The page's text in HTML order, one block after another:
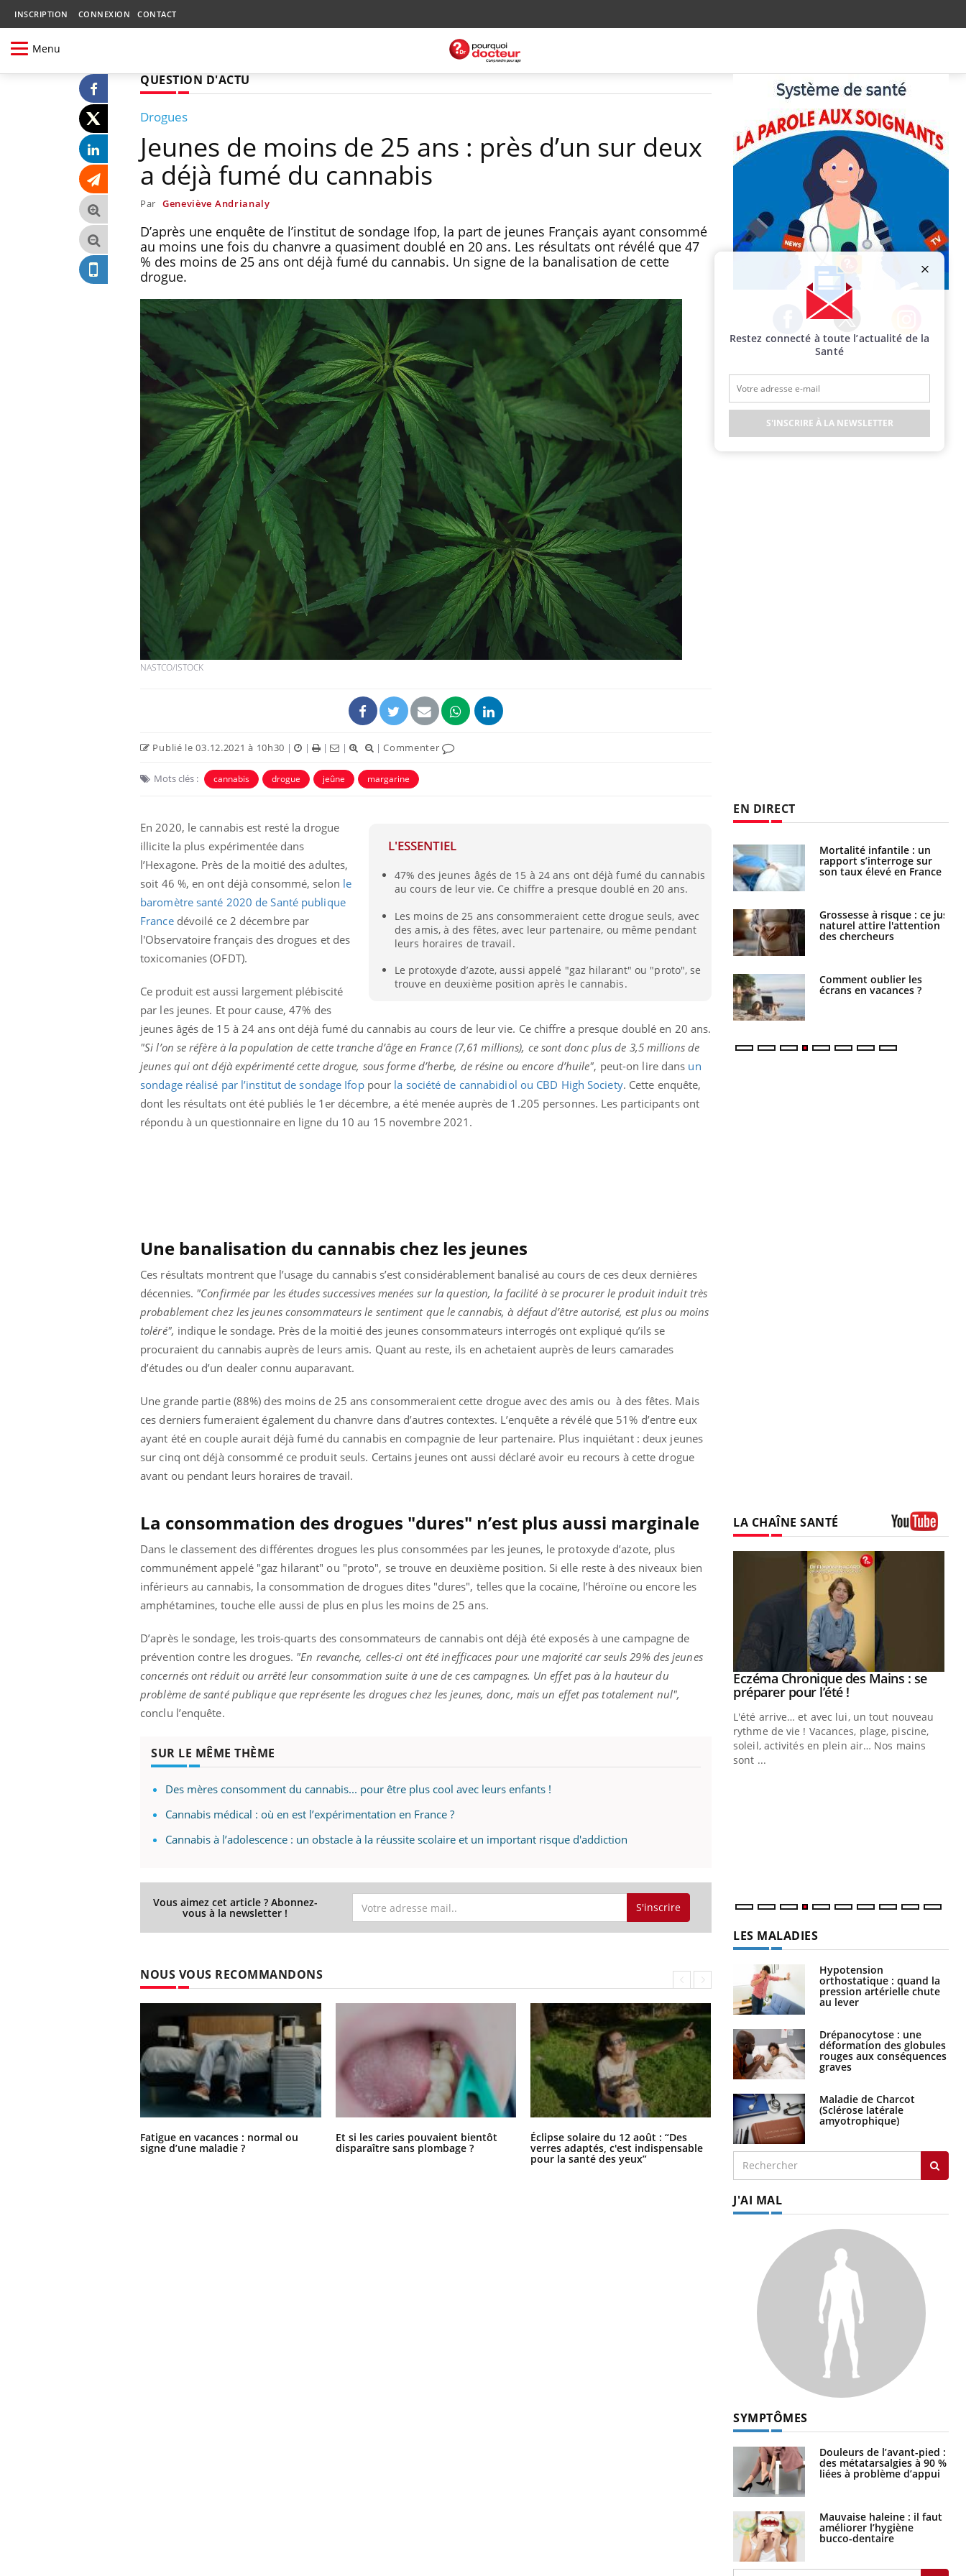
INSCRIPTION CONNEXION CONTACT
Menu
QUESTION D'ACTU
Drogues
Jeunes de moins de 25 ans : près d’un sur deux
a déjà fumé du cannabis
Par Geneviève Andrianaly
D’après une enquête de l’institut de sondage Ifop, la part de jeunes Français ayant consommé
au moins une fois du chanvre a quasiment doublé en 20 ans. Les résultats ont révélé que 47
% des moins de 25 ans ont déjà fumé du cannabis. Un signe de la banalisation de cette
drogue.
NASTCO/ISTOCK
Publié le 03.12.2021 à 10h30 | | | | |Commenter
Mots clés : cannabis drogue jeûne margarine
L'ESSENTIEL
47% des jeunes âgés de 15 à 24 ans ont déjà fumé du cannabis
au cours de leur vie. Ce chiffre a presque doublé en 20 ans.
Les moins de 25 ans consommeraient cette drogue seuls, avec
des amis, à des fêtes, avec leur partenaire, ou même pendant
leurs horaires de travail.
Le protoxyde d’azote, aussi appelé "gaz hilarant" ou "proto", se
trouve en deuxième position après le cannabis.
En 2020, le cannabis est resté la drogue
illicite la plus expérimentée dans
l’Hexagone. Près de la moitié des adultes,
soit 46 %, en ont déjà consommé, selon le
baromètre santé 2020 de Santé publique
Francedévoilé ce 2 décembre par
l'Observatoire français des drogues et des
toxicomanies (OFDT).
Ce produit est aussi largement plébiscité
par les jeunes. Et pour cause, 47% des
jeunes âgés de 15 à 24 ans ont déjà fumé du cannabis au cours de leur vie. Ce chiffre a presque doublé en 20 ans.
"Si l’on se réfère à la population de cette tranche d’âge en France (7,61 millions), ce sont donc plus de 3,5 millions de
jeunes qui ont déjà expérimenté cette drogue, sous forme d’herbe, de résine ou encore d’huile", peut-on lire dans un
sondage réalisé par l’institut de sondage Ifoppour la société de cannabidiol ou CBD High Society. Cette enquête,
dont les résultats ont été publiés le 1er décembre, a été menée auprès de 1.205 personnes. Les participants ont
répondu à un questionnaire en ligne du 10 au 15 novembre 2021.
Une banalisation du cannabis chez les jeunes
Ces résultats montrent que l’usage du cannabis s’est considérablement banalisé au cours de ces deux dernières
décennies. "Confirmée par les études successives menées sur la question, la facilité à se procurer le produit induit très
probablement chez les jeunes consommateurs le sentiment que le cannabis, à défaut d’être autorisé, est plus ou moins
toléré", indique le sondage. Près de la moitié des jeunes consommateurs interrogés ont expliqué qu’ils se
procuraient du cannabis auprès de leurs amis. Quant au reste, ils en achetaient auprès de leurs camarades
d’études ou d’un dealer connu auparavant.
Une grande partie (88%) des moins de 25 ans consommeraient cette drogue avec des amis ou à des fêtes. Mais
ces derniers fumeraient également du chanvre dans d’autres contextes. L’enquête a révélé que 51% d’entre eux
ayant été en couple aurait déjà fumé du cannabis en compagnie de leur partenaire. Plus inquiétant : deux jeunes
sur cinq ont déjà consommé ce produit seuls. Certains jeunes ont aussi déclaré avoir eu recours à cette drogue
avant ou pendant leurs horaires de travail.
La consommation des drogues "dures" n’est plus aussi marginale
Dans le classement des différentes drogues les plus consommées par les jeunes, le protoxyde d’azote, plus
communément appelé "gaz hilarant" ou "proto", se trouve en deuxième position. Si elle reste à des niveaux bien
inférieurs au cannabis, la consommation de drogues dites "dures", telles que la cocaïne, l’héroïne ou encore les
amphétamines, touche elle aussi de plus en plus les moins de 25 ans.
D’après le sondage, les trois-quarts des consommateurs de cannabis ont déjà été exposés à une campagne de
prévention contre les drogues. "En revanche, celles-ci ont été inefficaces pour une majorité car seuls 29% des jeunes
concernés ont réduit ou arrêté leur consommation suite à une de ces campagnes. Un effet pas à la hauteur du
problème de santé publique que représente les drogues chez les jeunes, donc, mais un effet pas totalement nul",
conclu l’enquête.
SUR LE MÊME THÈME
Des mères consomment du cannabis... pour être plus cool avec leurs enfants !
Cannabis médical : où en est l’expérimentation en France ?
Cannabis à l’adolescence : un obstacle à la réussite scolaire et un important risque d'addiction
Vous aimez cet article ? Abonnez-
vous à la newsletter ! S'inscrire
NOUS VOUS RECOMMANDONS
Fatigue en vacances : normal ou
signe d’une maladie ?
Et si les caries pouvaient bientôt
disparaître sans plombage ?
Éclipse solaire du 12 août : “Des
verres adaptés, c'est indispensable
pour la santé des yeux”
Les troubles du sommeil modifient
votre cerveau !
Facebook Twitter Instagram
EN DIRECT
Fatigue en vacances :
normal ou signe d’une
maladie ?
Et si les caries pouvaient
bientôt disparaître sans
plombage ?
: “Des verres adaptés,
c'est indispensable pour
la santé des yeux”
Les troubles du sommeil
Mon enfant est-il trop
sensible ou simplement
très empathique ?
Bébés, jeunes enfants :
quelle trousse à
exercices physiques ?
Comment éviter une otite
pendant les vacances ?
Hantavirus : un cas
détecté chez un touriste
Mortalité infantile : un
rapport s’interroge sur
son taux élevé en France
Grossesse à risque : ce jus
naturel attire l'attention
des chercheurs
Comment oublier les
écrans en vacances ?
LA CHAÎNE SANTÉ
Eczéma Chronique des Mains :
expliquer ma maladieYoutube
Il y a des sujets qui sont faciles à aborder...
questions sur la maladie d'un proche c'est
Youtube
Carence en fer : comprendre pour
prévenir Youtube
Youtube
Insuline & Charge mentale : et si on
osait en parler??Youtube
Youtube
Eczéma Chronique des Mains : se
préparer pour l’été !Youtube
L'été arrive… et avec lui, un tout nouveau
rythme de vie ! Vacances, plage, piscine,
soleil, activités en plein air… Nos mains
sont ...
LES MALADIES
Hypotension
orthostatique : quand la
pression artérielle chute
au lever
Drépanocytose : une
déformation des globules
rouges aux conséquences
graves
Maladie de Charcot
(Sclérose latérale
amyotrophique)
J'AI MAL
SYMPTÔMES
Douleurs de l’avant-pied :
des métatarsalgies à 90 %
liées à problème d’appui
Mauvaise haleine : il faut
améliorer l’hygiène
bucco-dentaire
Restez connecté à toute l’actualité de la
Santé
S'INSCRIRE À LA NEWSLETTER